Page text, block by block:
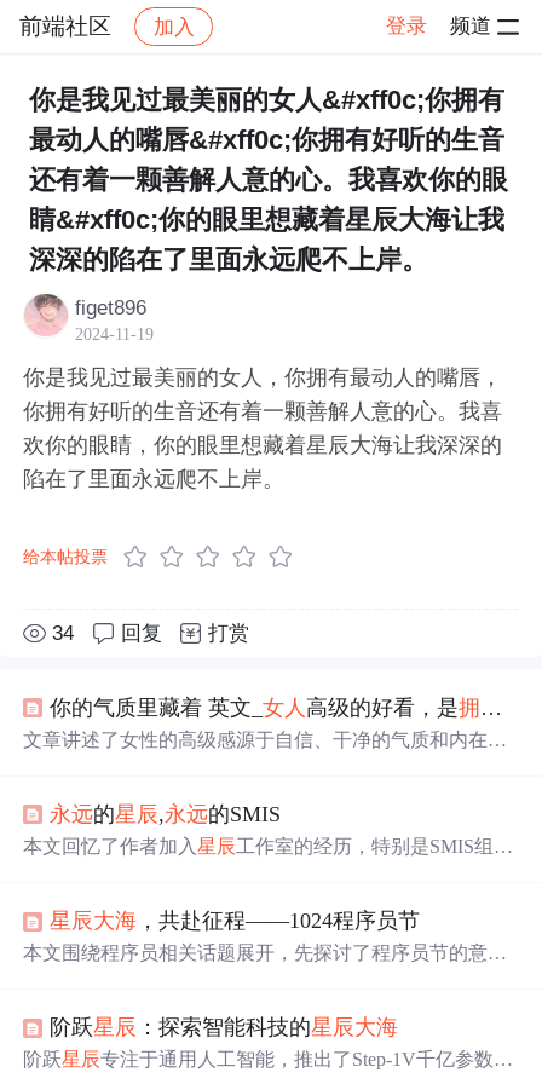
前端社区 加入 登录 频道
社区 前端社区 感慨 帖子详情
你是我见过最美丽的女人&#xff0c;你拥有
最动人的嘴唇&#xff0c;你拥有好听的生音
还有着一颗善解人意的心。我喜欢你的眼
睛&#xff0c;你的眼里想藏着星辰大海让我
深深的陷在了里面永远爬不上岸。
figet896
2024-11-19
你是我见过最美丽的女人，你拥有最动人的嘴唇，
你拥有好听的生音还有着一颗善解人意的心。我喜
欢你的眼睛，你的眼里想藏着星辰大海让我深深的
陷在了里面永远爬不上岸。
给本帖投票
34 回复 打赏
你的气质里藏着 英文_女人 高级的好看，是拥有
文章讲述了女性的高级感源于自信、干净的气质和内在修
体现在言谈举止间，体现一个人的修养和魅力。通过例子
展示了如何通过提升自我，实现由内而外的美好。
永远的星辰,永远的SMIS
本文回忆了作者加入星辰工作室的经历，特别是SMIS组的
大赛中获奖。
星辰大海 ，共赴征程——1024程序员节
本文围绕程序员相关话题展开，先探讨了程序员节的意
负载均衡等多方面优化，还给出自动优化方案项目实例及
代码实现。
阶跃星辰 ：探索智能科技的星辰大海
阶跃星辰专注于通用人工智能，推出了Step-1V千亿参数多